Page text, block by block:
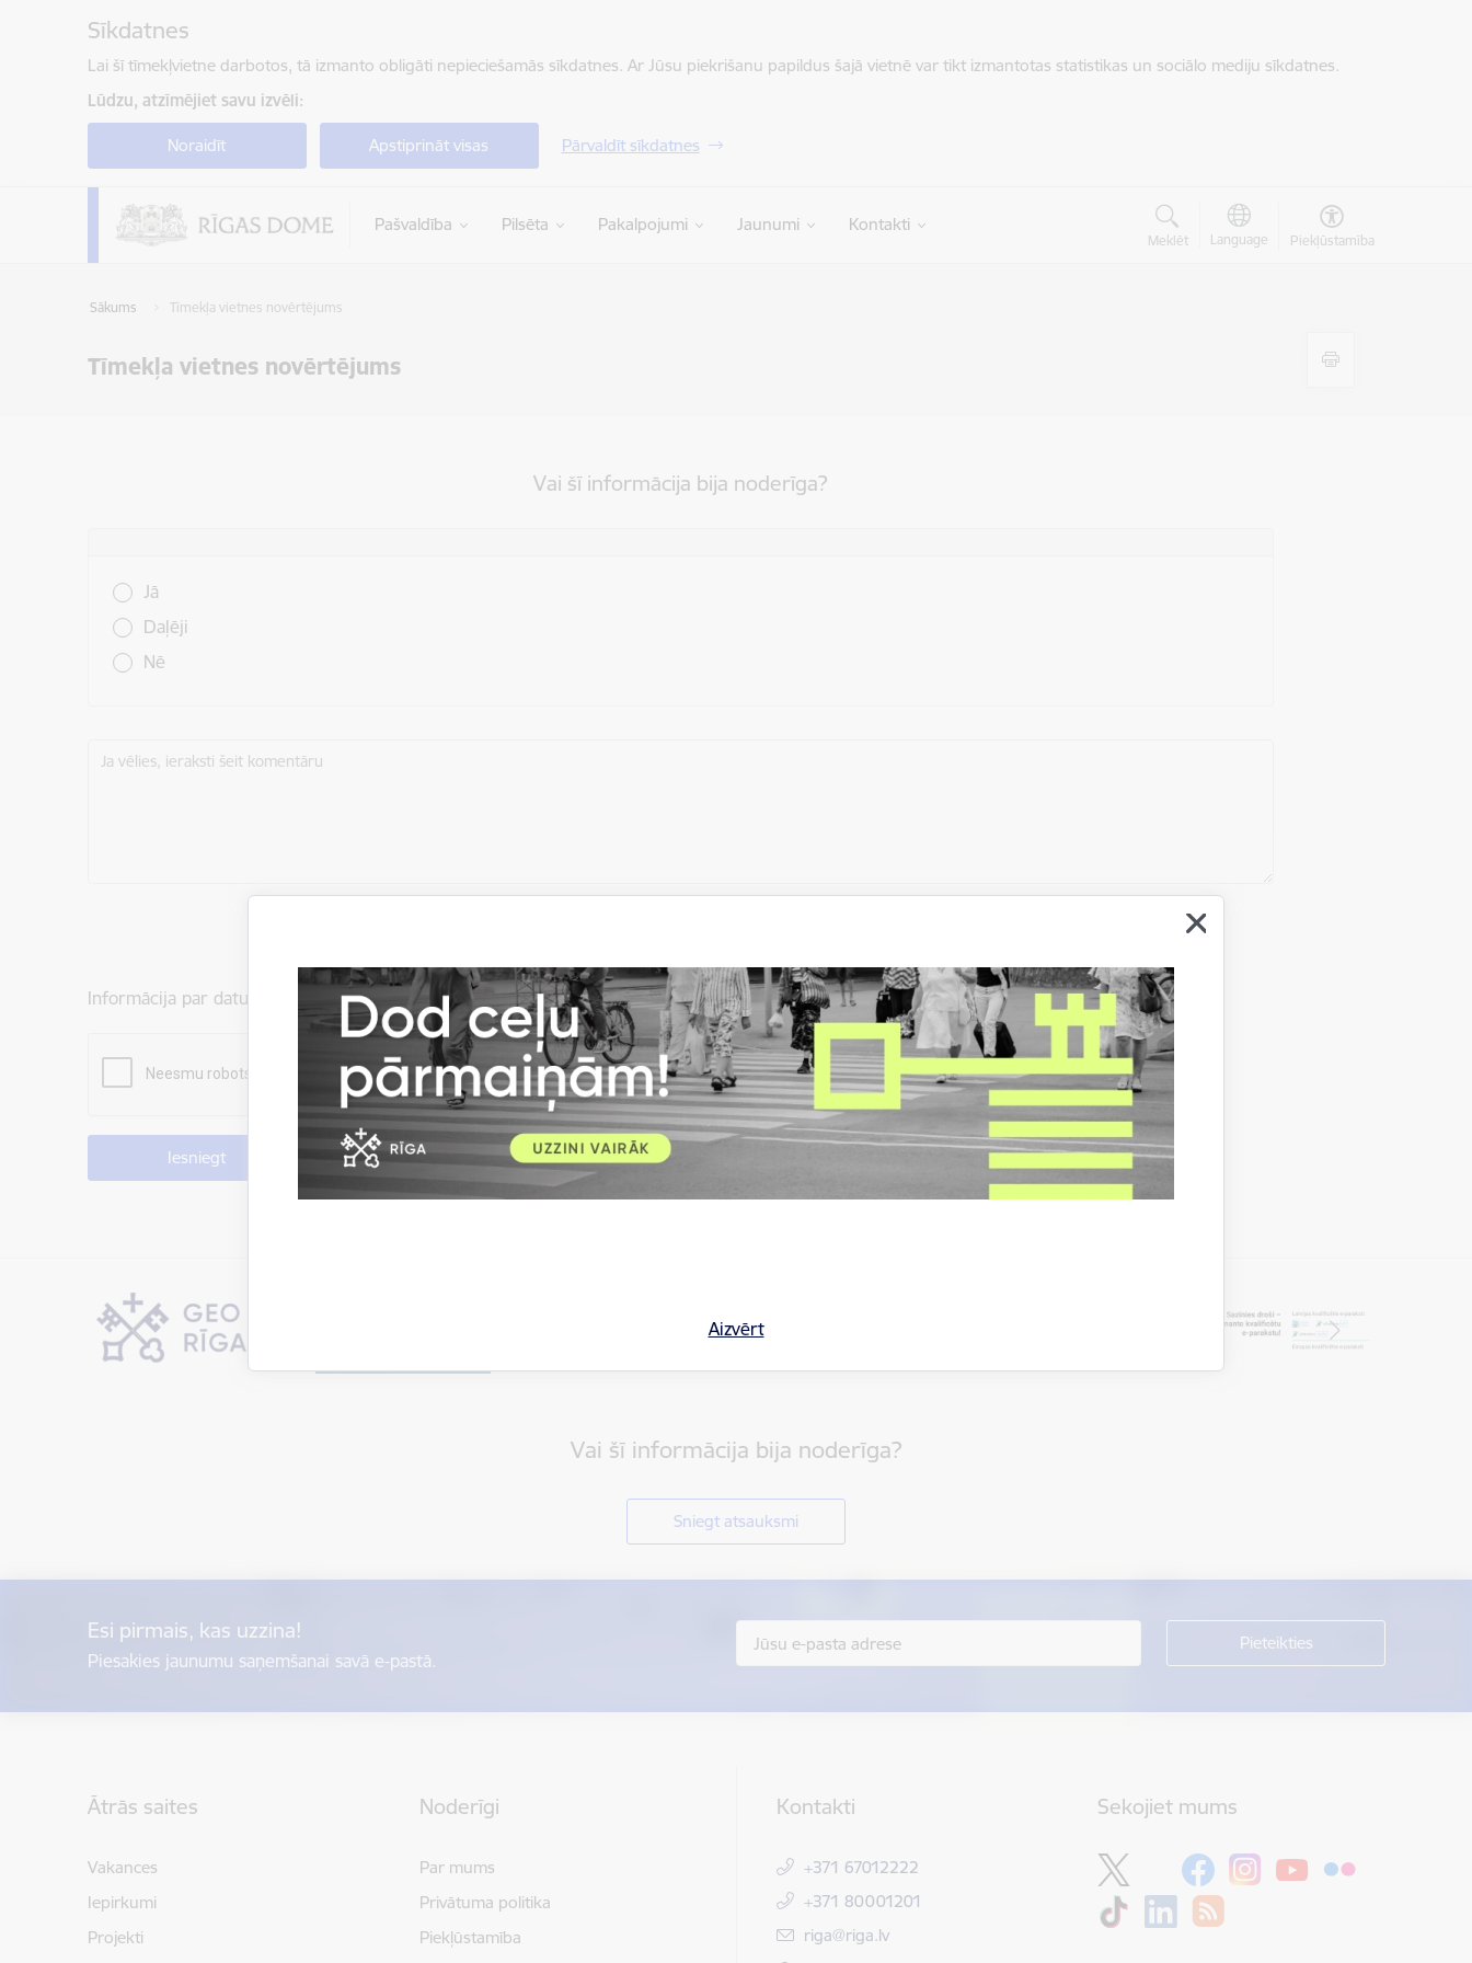
Sīkdatnes
Lai šī tīmekļvietne darbotos, tā izmanto obligāti nepieciešamās sīkdatnes. Ar Jūsu piekrišanu papildus šajā vietnē var tikt izmantotas statistikas un sociālo mediju sīkdatnes.
Lūdzu, atzīmējiet savu izvēli:
Noraidīt Apstiprināt visas Pārvaldīt sīkdatnes
Pašvaldība Pilsēta Pakalpojumi Jaunumi Kontakti
Meklēt Language Piekļūstamība
Sākums Tīmekļa vietnes novērtējums
Tīmekļa vietnes novērtējums
Aizvērt
Vai šī informācija bija noderīga?
Jā
Daļēji
Nē
Ja vēlies, ieraksti šeit komentāru
Informācija par datu apstrādi ir atrodama sadaļā: Privātuma politika
Vai šī informācija bija noderīga?
Sniegt atsauksmi
Esi pirmais, kas uzzina!
Piesakies jaunumu saņemšanai savā e-pastā.
Ātrās saites
Vakances
Iepirkumi
Projekti
Noderīgi
Par mums
Privātuma politika
Piekļūstamība
Kontakti
+371 67012222
+371 80001201
E-pasts:
riga@riga.lv
Sekojiet mums